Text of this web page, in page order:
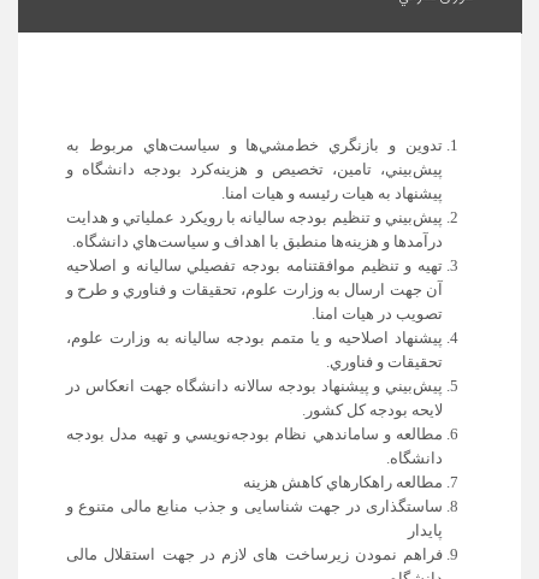
تدوين و بازنگري خط‌مشي‌ها و سياست‌هاي مربوط به
پيش‌بيني،‌ تامين، تخصيص و هزينه‌كرد بودجه دانشگاه و
پيشنهاد به هيات رئيسه و هيات امنا.
پيش‌بيني و تنظيم بودجه ساليانه با رويكرد عملياتي و هدايت
درآمدها و هزينه‌ها منطبق با اهداف و سياست‌هاي دانشگاه.
تهيه و تنظيم موافقتنامه بودجه تفصيلي ساليانه و اصلاحيه
آن جهت ارسال به وزارت علوم، تحقيقات و فناوري و طرح و
تصويب در هيات امنا.
پيشنهاد اصلاحيه و يا متمم بودجه ساليانه به وزارت علوم،
تحقيقات و فناوري.
پيش‌بيني و پيشنهاد بودجه سالانه دانشگاه جهت انعكاس در
لايحه بودجه كل كشور.
مطالعه و ساماندهي نظام بودجه‌نويسي و تهيه مدل بودجه
مطالعه راهكارهاي كاهش هزينه
ساستگذاری در جهت شناسایی و جذب منابع مالی متنوع و
فراهم نمودن زیرساخت های لازم در جهت استقلال مالی